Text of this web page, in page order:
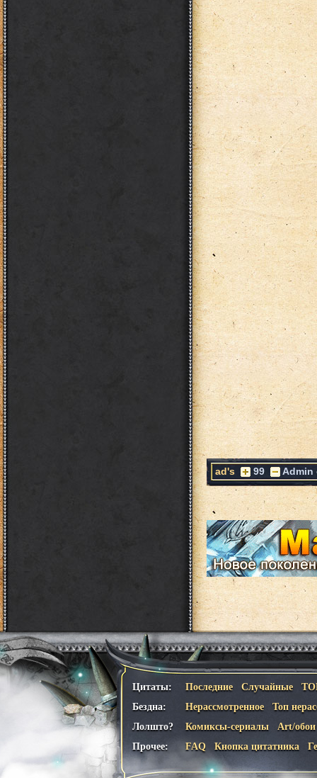
ad's 99 Admin
Цитаты: Последние Случайные
Бездна:
Нерассмотренное
Топ
Лолшто?
Комиксы-сериалы
Art/обои
Прочее:
FAQ Кнопка цитатника